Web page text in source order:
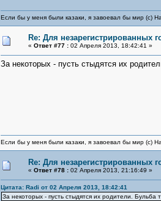
Если бы у меня были казаки, я завоевал бы мир (с)
Re: Для незарегистрированных
« Ответ #77 :02 Апреля 2013, 18:42:41 »
За некоторых - пусть стыдятся их
Если бы у меня были казаки, я завоевал бы мир (с)
Re: Для незарегистрированных
« Ответ #78 :02 Апреля 2013, 21:16:49 »
Цитата: Radi от 02 Апреля 2013, 18:42:41
За некоторых - пусть стыдятся их родители. Бульба